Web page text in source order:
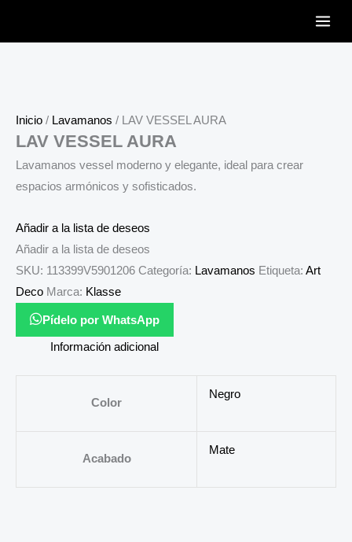
Inicio / Lavamanos / LAV VESSEL AURA
LAV VESSEL AURA
Lavamanos vessel moderno y elegante, ideal para crear
espacios armónicos y sofisticados.
Añadir a la lista de deseos
Añadir a la lista de deseos
SKU: 113399V5901206 Categoría: Lavamanos Etiqueta: Art
Deco Marca: Klasse
Pídelo por WhatsApp
Información adicional
Color
Negro
Acabado
Mate